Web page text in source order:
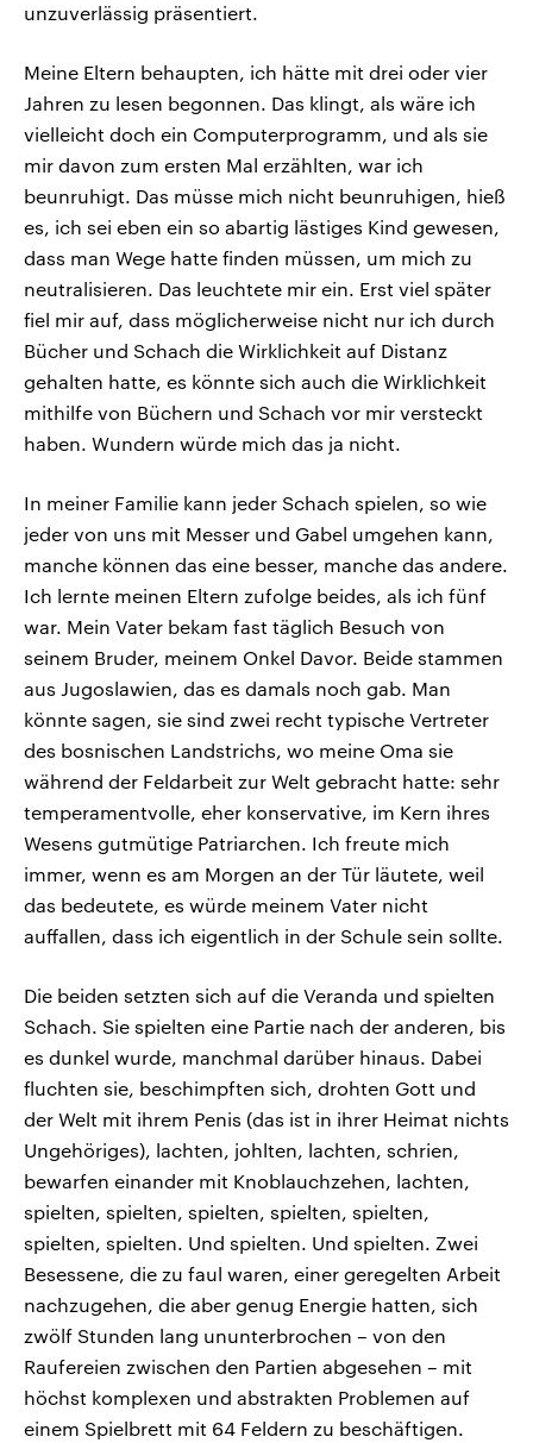
unzuverlässig präsentiert.
Meine Eltern behaupten, ich hätte mit drei oder vier
Jahren zu lesen begonnen. Das klingt, als wäre ich
vielleicht doch ein Computerprogramm, und als sie
mir davon zum ersten Mal erzählten, war ich
beunruhigt. Das müsse mich nicht beunruhigen, hieß
es, ich sei eben ein so abartig lästiges Kind gewesen,
dass man Wege hatte finden müssen, um mich zu
neutralisieren. Das leuchtete mir ein. Erst viel später
fiel mir auf, dass möglicherweise nicht nur ich durch
Bücher und Schach die Wirklichkeit auf Distanz
gehalten hatte, es könnte sich auch die Wirklichkeit
mithilfe von Büchern und Schach vor mir versteckt
haben. Wundern würde mich das ja nicht.
In meiner Familie kann jeder Schach spielen, so wie
jeder von uns mit Messer und Gabel umgehen kann,
manche können das eine besser, manche das andere.
Ich lernte meinen Eltern zufolge beides, als ich fünf
war. Mein Vater bekam fast täglich Besuch von
seinem Bruder, meinem Onkel Davor. Beide stammen
aus Jugoslawien, das es damals noch gab. Man
könnte sagen, sie sind zwei recht typische Vertreter
des bosnischen Landstrichs, wo meine Oma sie
während der Feldarbeit zur Welt gebracht hatte: sehr
temperamentvolle, eher konservative, im Kern ihres
Wesens gutmütige Patriarchen. Ich freute mich
immer, wenn es am Morgen an der Tür läutete, weil
das bedeutete, es würde meinem Vater nicht
auffallen, dass ich eigentlich in der Schule sein sollte.
Die beiden setzten sich auf die Veranda und spielten
Schach. Sie spielten eine Partie nach der anderen, bis
es dunkel wurde, manchmal darüber hinaus. Dabei
fluchten sie, beschimpften sich, drohten Gott und
der Welt mit ihrem Penis (das ist in ihrer Heimat nichts
Ungehöriges), lachten, johlten, lachten, schrien,
bewarfen einander mit Knoblauchzehen, lachten,
spielten, spielten, spielten, spielten, spielten,
spielten, spielten. Und spielten. Und spielten. Zwei
Besessene, die zu faul waren, einer geregelten Arbeit
nachzugehen, die aber genug Energie hatten, sich
zwölf Stunden lang ununterbrochen – von den
Raufereien zwischen den Partien abgesehen – mit
höchst komplexen und abstrakten Problemen auf
einem Spielbrett mit 64 Feldern zu beschäftigen.